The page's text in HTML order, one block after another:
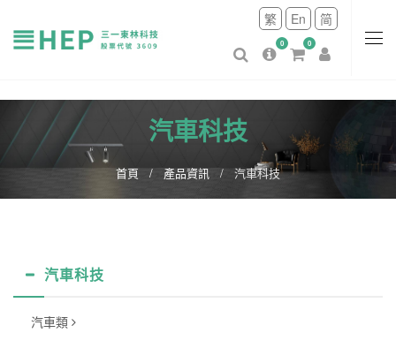
繁 En 简
0 0
汽車科技
首頁 產品資訊 汽車科技
汽車科技
汽車類